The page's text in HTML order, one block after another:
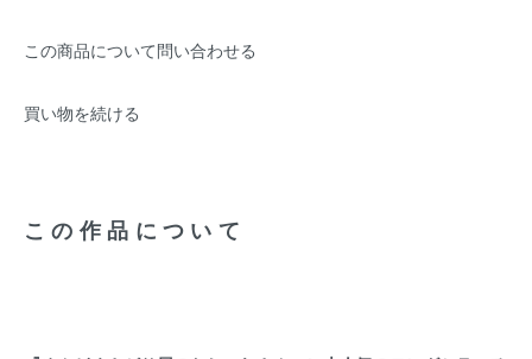
この商品について問い合わせる
買い物を続ける
この作品について